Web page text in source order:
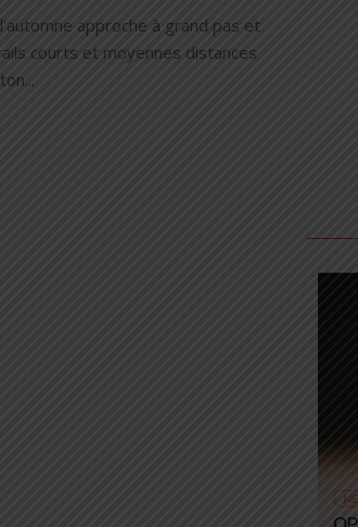
approche à grand pas et
courts et moyennes distances